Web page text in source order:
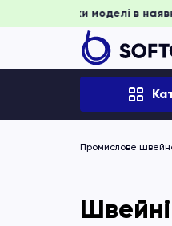
забронювати, доки
Промислове